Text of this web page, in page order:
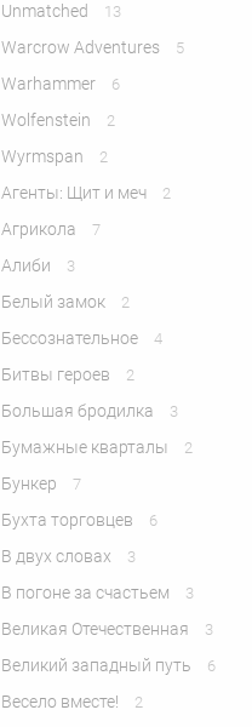
Unmatched 13
Warcrow Adventures 5
Warhammer 6
Wolfenstein 2
Wyrmspan 2
Агенты: Щит и меч 2
Агрикола 7
Алиби 3
Белый замок 2
Бессознательное 4
Битвы героев 2
Большая бродилка 3
Бумажные кварталы 2
Бункер 7
Бухта торговцев 6
В двух словах 3
В погоне за счастьем 3
Великая Отечественная 3
Великий западный путь 6
Весело вместе! 2